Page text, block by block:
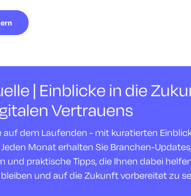
| Einblicke in die
Vertrauens
auf dem Laufenden - mit kuratierten
Monat erhalten Sie Branchen-
und praktische Tipps, die Ihnen dabei
und auf die Zukunft vorbereitet zu